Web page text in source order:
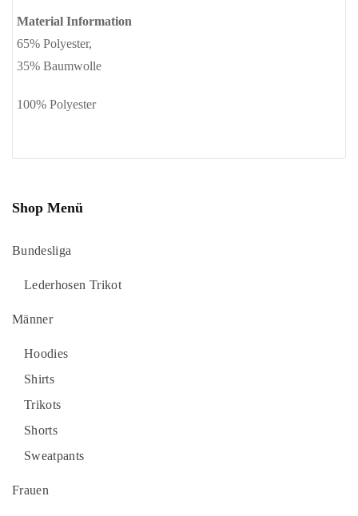
Material Information
65% Polyester,
35% Baumwolle
100% Polyester
Shop Menü
Bundesliga
Lederhosen Trikot
Männer
Hoodies
Shirts
Trikots
Shorts
Sweatpants
Frauen